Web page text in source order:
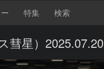
特集 検索
彗星）2025.07.20